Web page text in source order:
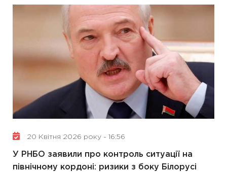
20 Квітня 2026 року - 16:56
У РНБО заявили про контроль ситуації на
північному кордоні: ризики з боку Білорусі